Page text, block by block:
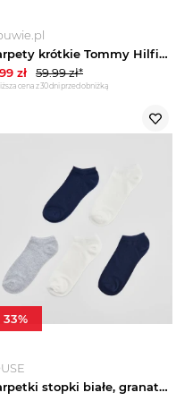
Skarpety krótkie Tommy Hilfiger 342023001 Czarny
zł 59.99zł*
cena z 30 dni przed obniżką
Skarpetki stopki białe, granatowe i szare 5-pak House
33%